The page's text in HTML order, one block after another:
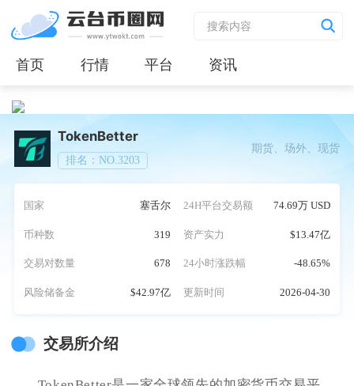
首页 行情 平台 资讯
TokenBetter
排名：NO.3203
期货、场外、现货
国家 塞舌尔 24H平台交易额 74.69万 USD
币种数 319 资产实力 $13.47亿
交易对数量 678 24小时涨跌幅 -48.65%
风险储备金 $42.97亿 更新时间 2026-04-30
交易所介绍